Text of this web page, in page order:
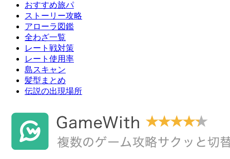
おすすめ旅パ
ストーリー攻略
アローラ図鑑
全わざ一覧
レート戦対策
レート使用率
島スキャン
髪型まとめ
伝説の出現場所